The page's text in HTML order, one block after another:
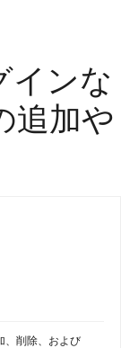
インな
追加や
、削除、および